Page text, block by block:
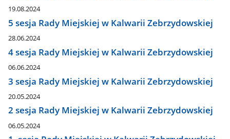
19.08.2024
5 sesja Rady Miejskiej w Kalwarii Zebrzydowskiej
28.06.2024
4 sesja Rady Miejskiej w Kalwarii Zebrzydowskiej
06.06.2024
3 sesja Rady Miejskiej w Kalwarii Zebrzydowskiej
20.05.2024
2 sesja Rady Miejskiej w Kalwarii Zebrzydowskiej
06.05.2024